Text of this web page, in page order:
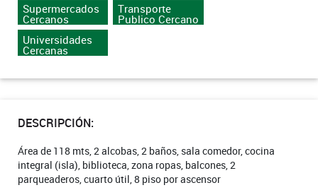
Supermercados
Cercanos
Transporte
Publico Cercano
Universidades
Cercanas
DESCRIPCIÓN:
Área de 118 mts, 2 alcobas, 2 baños, sala comedor, cocina
integral (isla), biblioteca, zona ropas, balcones, 2
parqueaderos, cuarto útil, 8 piso por ascensor